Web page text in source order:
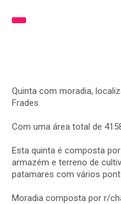
Quinta com moradia,
Frades
Com uma área total de
Esta quinta é composta
armazém e terreno de
patamares com vários
Moradia composta por r/